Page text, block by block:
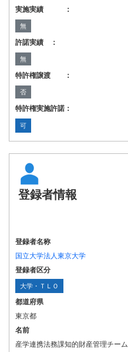
実施実績 ：
無
許諾実績 ：
無
特許権譲渡 ：
否
特許権実施許諾：
可
登録者情報
登録者名称
国立大学法人東京大学
登録者区分
大学・ＴＬＯ
都道府県
東京都
名前
産学連携法務課知的財産管理チーム